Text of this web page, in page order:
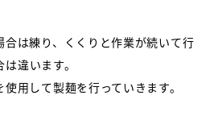
は練り、くくりと作業が続いて行
違います。
用して製麺を行っていきます。